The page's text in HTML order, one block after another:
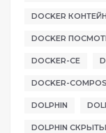
DOCKER
DOCKER
DOCKER-CE
DOCKER-
DOLPHIN
DOLPHIN